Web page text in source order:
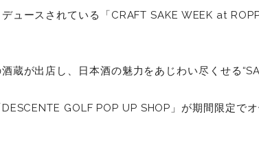
ュースされている「CRAFT SAKE WEEK at
蔵が出店し、日本酒の魅力をあじわい尽くせる
GOLF POP UP SHOP」が期間限定で